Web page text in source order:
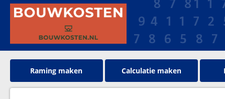
Raming maken Calculatie maken